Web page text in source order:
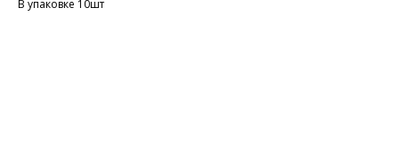
В упаковке 10шт